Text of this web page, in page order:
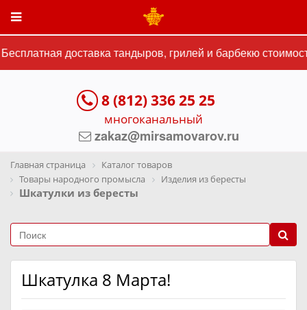
доставка тандыров, грилей и барбекю
8 (812) 336 25 25
многоканальный
zakaz@mirsamovarov.ru
Главная страница
Каталог товаров
Товары народного промысла
Изделия из бересты
Шкатулки из бересты
Шкатулка 8 Марта!